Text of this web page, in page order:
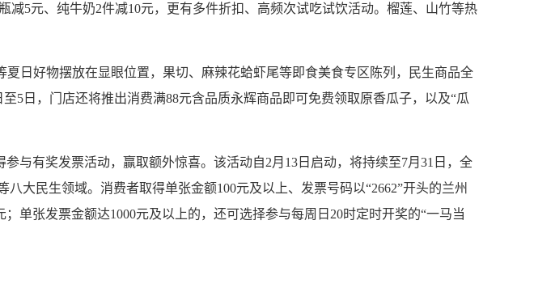
5元、纯牛奶2件减10元，更有多件折扣、高频次试吃试饮活动。榴莲、山竹等热
日好物摆放在显眼位置，果切、麻辣花蛤虾尾等即食美食专区陈列，民生商品全
5日，门店还将推出消费满88元含品质永辉商品即可免费领取原香瓜子，以及“瓜
有奖发票活动，赢取额外惊喜。该活动自2月13日启动，将持续至7月31日，全
大民生领域。消费者取得单张金额100元及以上、发票号码以“2662”开头的兰州
单张发票金额达1000元及以上的，还可选择参与每周日20时定时开奖的“一马当